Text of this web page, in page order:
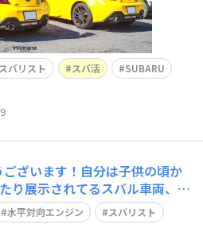
スバリスト スバ活 SUBARU
ざいます！自分は子供の頃か
り展示されてるスバル車両、イ
つかはSUBARU車に乗ってみ
た頃に色んなSUBARU車を見
水平対向エンジン
スバリスト